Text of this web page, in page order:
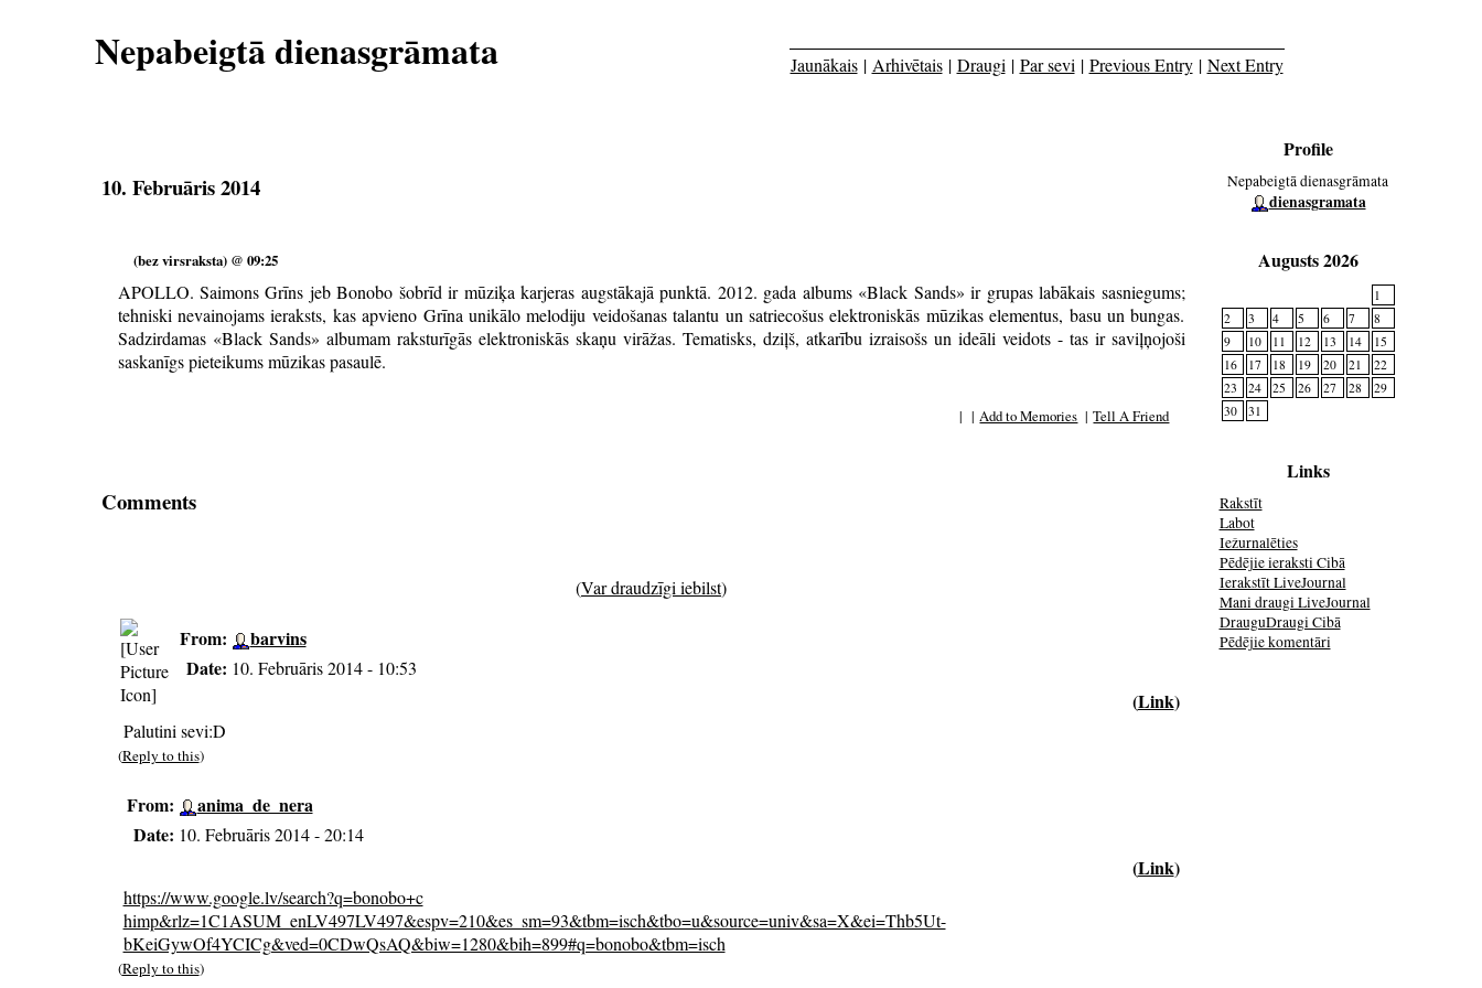
Nepabeigtā dienasgrāmata Jaunākais| Arhivētais| Draugi | Par sevi | Previous Entry| Next Entry
10. Februāris 2014
(bez virsraksta) @ 09:25
APOLLO. Saimons Grīns jeb Bonobo šobrīd ir mūziķa karjeras augstākajā punktā. 2012. gada albums «Black Sands» ir grupas labākais sasniegums;
tehniski nevainojams ieraksts, kas apvieno Grīna unikālo melodiju veidošanas talantu un satriecošus elektroniskās mūzikas elementus, basu un bungas.
Sadzirdamas «Black Sands» albumam raksturīgās elektroniskās skaņu virāžas. Tematisks, dziļš, atkarību izraisošs un ideāli veidots - tas ir saviļņojoši
saskanīgs pieteikums mūzikas pasaulē.
| |Add to Memories |Tell A Friend
Comments
(Var draudzīgi iebilst)
From:
barvins
Date: 10. Februāris 2014 - 10:53
(Link)
Palutini sevi:D
(Reply to this)
From:
anima_de_nera
Date: 10. Februāris 2014 - 20:14
(Link)
https://www.google.lv/search?q=bonobo+c
himp&rlz=1C1ASUM_enLV497LV497&espv=210&es_sm=93&tbm=isch&tbo=u&source=univ&sa=X&ei=Thb5Ut-
bKeiGywOf4YCICg&ved=0CDwQsAQ&biw=1280&bih=899#q=bonobo&tbm=isch
(Reply to this)
Profile
Nepabeigtā dienasgrāmata
dienasgramata
Augusts 2026
1
2
3 4 5 6 7
8
9
10 11 12 13 14
15
16
17 18 19 20 21
22
23
24 25 26 27 28
29
30
31
Links
Rakstīt
Labot
Iežurnalēties
Pēdējie ieraksti Cibā
Ierakstīt LiveJournal
Mani draugi LiveJournal
DrauguDraugi Cibā
Pēdējie komentāri